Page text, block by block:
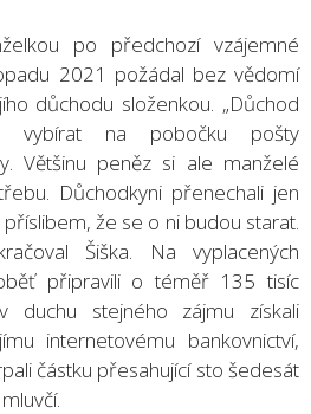
po předchozí vzájemné
2021 požádal bez vědomí
důchodu složenkou. „Důchod
vybírat na pobočku pošty
Většinu peněz si ale manželé
Důchodkyni přenechali jen
že se o ni budou starat.
Šiška. Na vyplacených
připravili o téměř 135 tisíc
duchu stejného zájmu získali
internetovému bankovnictví,
částku přesahující sto šedesát